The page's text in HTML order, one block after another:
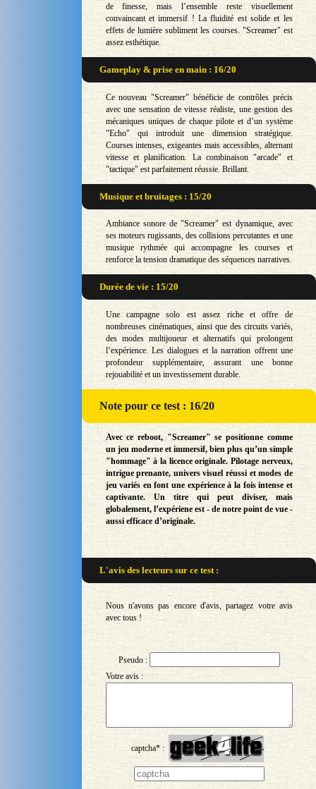
de finesse, mais l’ensemble reste visuellement
convaincant et immersif ! La fluidité est solide et les
effets de lumière subliment les courses. "Screamer" est
assez esthétique.
Gameplay & prise en main : 16/20
Ce nouveau "Screamer" bénéficie de contrôles précis
avec une sensation de vitesse réaliste, une gestion des
mécaniques uniques de chaque pilote et d’un système
"Echo" qui introduit une dimension stratégique.
Courses intenses, exigeantes mais accessibles, alternant
vitesse et planification. La combinaison "arcade" et
"tactique" est parfaitement réussie. Brillant.
Musique et bruitages : 15/20
Ambiance sonore de "Screamer" est dynamique, avec
ses moteurs rugissants, des collisions percutantes et une
musique rythmée qui accompagne les courses et
renforce la tension dramatique des séquences narratives.
Durée de vie : 15/20
Une campagne solo est assez riche et offre de
nombreuses cinématiques, ainsi que des circuits variés,
des modes multijoueur et alternatifs qui prolongent
l’expérience. Les dialogues et la narration offrent une
profondeur supplémentaire, assurant une bonne
rejouabilité et un investissement durable.
Notepour ce test : 16/20
Avec ce reboot, "Screamer" se positionne comme
un jeu moderne et immersif, bien plus qu’un simple
"hommage" à la licence originale. Pilotage nerveux,
intrigue prenante, univers visuel réussi et modes de
jeu variés en font une expérience à la fois intense et
captivante. Un titre qui peut diviser, mais
globalement, l’expériene est - de notre point de vue -
aussi efficace d’originale.
L'avis des lecteurs surce test :
Nous n'avons pas encore d'avis, partagez votre avis
avec tous !
Pseudo :
Votre avis :
captcha* :